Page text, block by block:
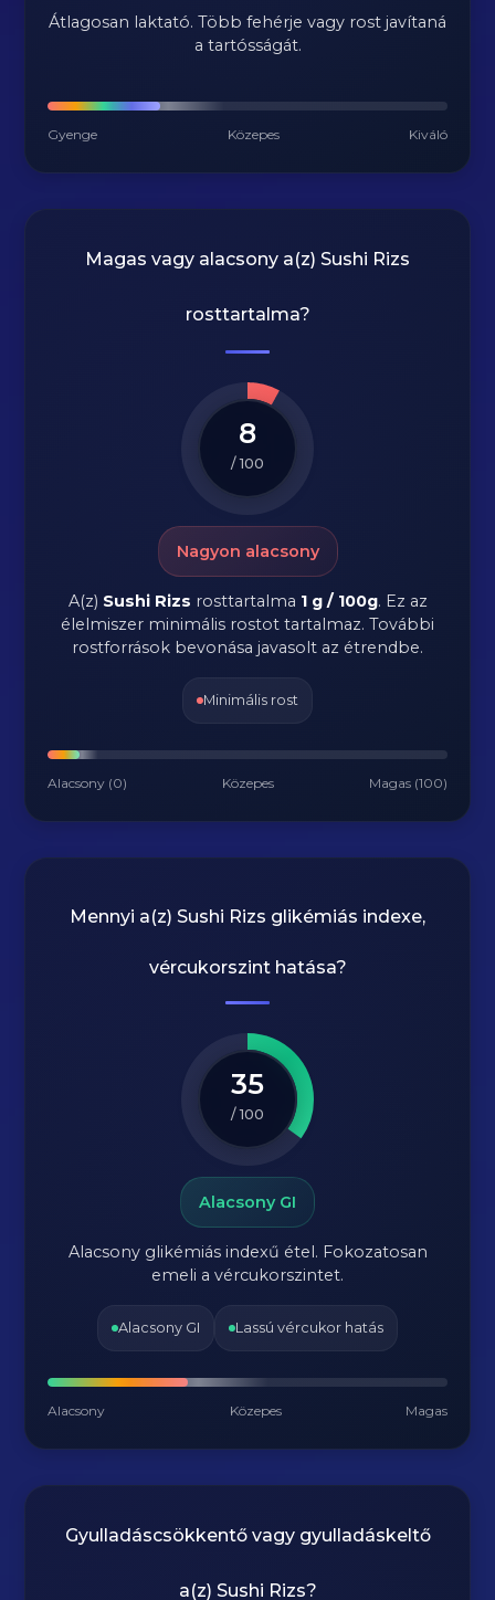
Átlagosan laktató. Több fehérje vagy rost javítaná
a tartósságát.
Gyenge Közepes Kiváló
Magas vagy alacsony a(z) Sushi Rizs
rosttartalma?
8
/ 100
Nagyon alacsony
A(z) Sushi Rizs rosttartalma 1 g / 100g. Ez az
élelmiszer minimális rostot tartalmaz. További
rostforrások bevonása javasolt az étrendbe.
Minimális rost
Alacsony (0) Közepes Magas (100)
Mennyi a(z) Sushi Rizs glikémiás indexe,
vércukorszint hatása?
35
/ 100
Alacsony GI
Alacsony glikémiás indexű étel. Fokozatosan
emeli a vércukorszintet.
Alacsony GI Lassú vércukor hatás
Alacsony Közepes Magas
Gyulladáscsökkentő vagy gyulladáskeltő
a(z) Sushi Rizs?